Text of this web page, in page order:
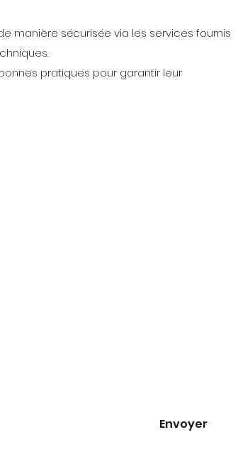
manière sécurisée via les services fournis
pratiques pour garantir leur
Envoyer